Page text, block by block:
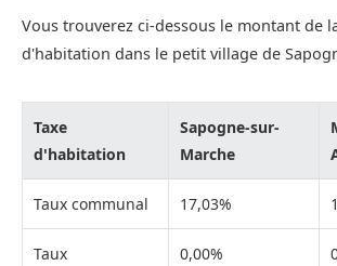
Vous trouverez ci-dessous le montant de
d'habitation dans le petit village de
Taxe
d'habitation
Sapogne-sur-
Marche
Taux communal 17,03%
Taux
0,00%